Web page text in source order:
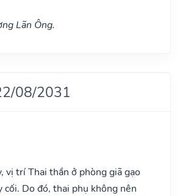
Lãn Ông.
08/2031
vị trí Thai thần ở phòng giã gạo
cối. Do đó, thai phụ không nên